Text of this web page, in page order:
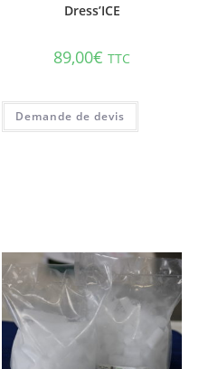
Dress’ICE
89,00€ TTC